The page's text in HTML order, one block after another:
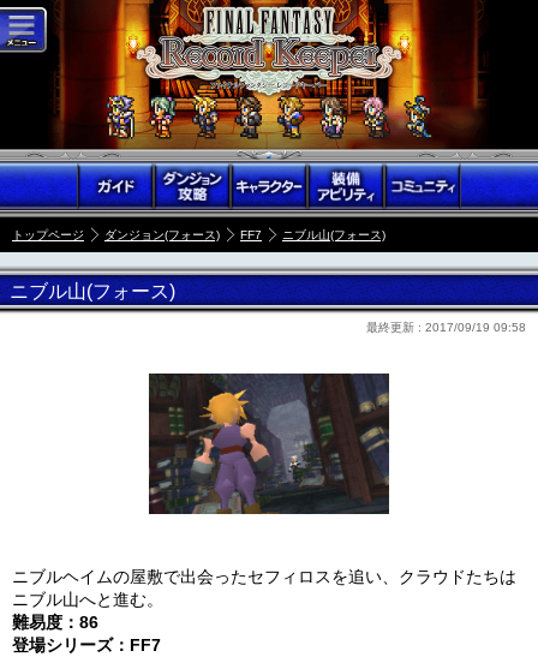
トップページ ダンジョン(フォース) FF7 ニブル山(フォース)
ニブル山(フォース)
最終更新 : 2017/09/19 09:58
ニブルヘイムの屋敷で出会ったセフィロスを追い、クラウドたちは
ニブル山へと進む。
難易度：86
登場シリーズ：FF7